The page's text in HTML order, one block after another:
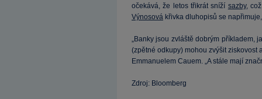
očekává, že letos třikrát sníží sazby,
Výnosová křivka dluhopisů se
„Banky jsou zvláště dobrým příkladem,
(zpětné odkupy) mohou zvýšit
Emmanuelem Cauem. „A stále mají
Zdroj: Bloomberg